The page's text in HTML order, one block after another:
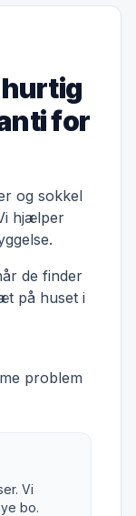
for
og sokkel
hjælper
de finder
på huset i
problem
Vi
bo.